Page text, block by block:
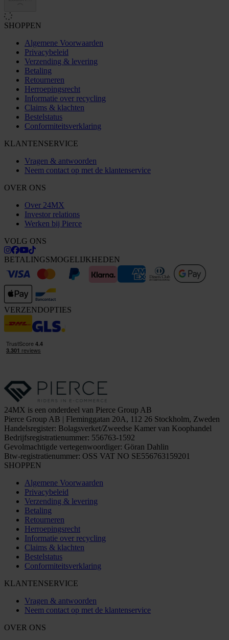
SHOPPEN
Algemene Voorwaarden
Privacybeleid
Verzending & levering
Betaling
Retourneren
Herroepingsrecht
Informatie over recycling
Claims & klachten
Bestelstatus
Conformiteitsverklaring
KLANTENSERVICE
Vragen & antwoorden
Neem contact op met de klantenservice
OVER ONS
Over 24MX
Investor relations
Werken bij Pierce
VOLG ONS
BETALINGSMOGELIJKHEDEN
VERZENDOPTIES
24MX is een onderdeel van Pierce Group AB
Pierce Group AB | Fleminggatan 20A, 112 26 Stockholm, Zweden
Handelsregister: Bolagsverket/Zweedse Kamer van Koophandel
Bedrijfsregistratienummer: 556763-1592
Gevolmachtigde vertegenwoordiger: Göran Dahlin
Btw-registratienummer: OSS VAT NO SE556763159201
SHOPPEN
Algemene Voorwaarden
Privacybeleid
Verzending & levering
Betaling
Retourneren
Herroepingsrecht
Informatie over recycling
Claims & klachten
Bestelstatus
Conformiteitsverklaring
KLANTENSERVICE
Vragen & antwoorden
Neem contact op met de klantenservice
OVER ONS